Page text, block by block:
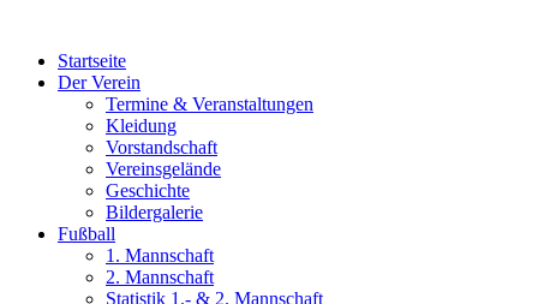
wechselnStartseite
Der Verein
Termine & Veranstaltungen
Kleidung
Vorstandschaft
Vereinsgelände
Geschichte
Bildergalerie
Fußball
1. Mannschaft
2. Mannschaft
Statistik 1.- & 2. Mannschaft